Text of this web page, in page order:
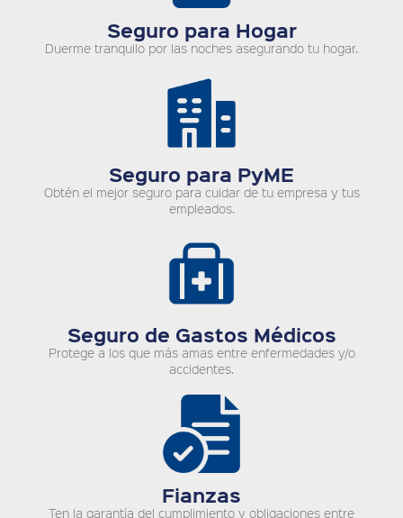
Seguro para Hogar
Duerme tranquilo por las noches asegurando tu hogar.
Seguro para PyME
Obtén el mejor seguro para cuidar de tu empresa y tus
empleados.
Seguro de Gastos Médicos
Protege a los que más amas entre enfermedades y/o
accidentes.
Fianzas
Ten la garantía del cumplimiento y obligaciones entre